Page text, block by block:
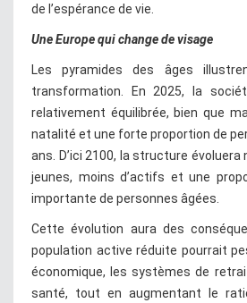
de l’espérance de vie.
Une Europe qui change de visage
Les pyramides des âges
transformation. En 2025, la
relativement équilibrée, bien que
natalité et une forte proportion de
ans. D’ici 2100, la structure
jeunes, moins d’actifs et une
importante de personnes âgées.
Cette évolution aura des
population active réduite pourrait
économique, les systèmes de
santé, tout en augmentant le